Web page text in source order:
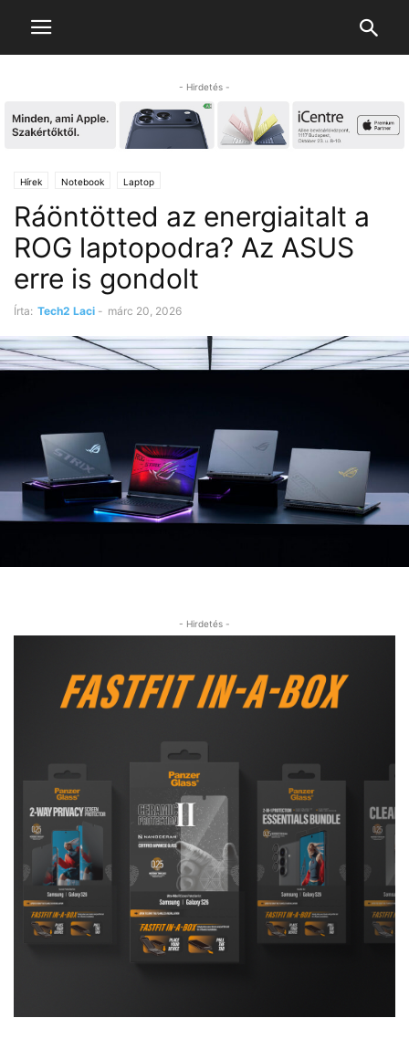
- Hirdetés -
Hírek Notebook Laptop
Ráöntötted az energiaitalt a
ROG laptopodra? Az ASUS
erre is gondolt
Írta: Tech2 Laci - márc 20, 2026
- Hirdetés -